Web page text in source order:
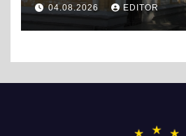
04.08.2026 EDITOR